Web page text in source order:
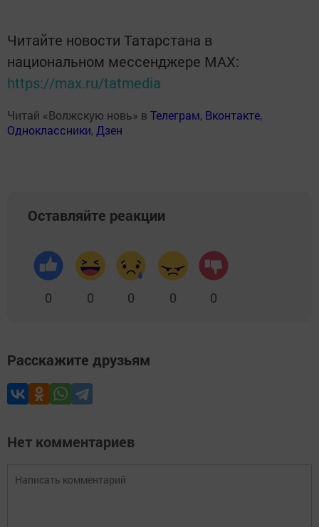
Читайте новости Татарстана в
национальном мессенджере MАХ:
https://max.ru/tatmedia
Читай «Волжскую новь» в Телеграм, Вконтакте,
Одноклассники, Дзен
Оставляйте реакции
0 0 0 0 0
Расскажите друзьям
Нет комментариев